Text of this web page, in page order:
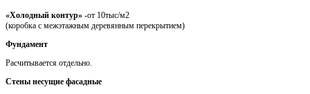
«Холодный контур» -от 10тыс/м2
(коробка с межэтажным деревянным перекрытием)
Фундамент
Расчитывается отдельно.
Стены несущие фасадные